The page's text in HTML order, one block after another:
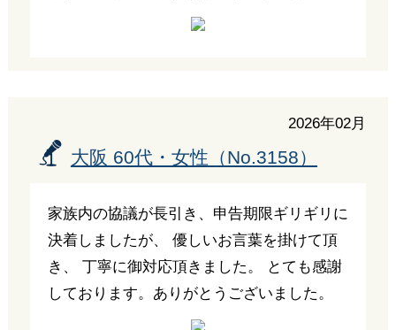
2026年02月
大阪 60代・女性（No.3158）
家族内の協議が長引き、申告期限ギリギリに
決着しましたが、 優しいお言葉を掛けて頂
き、 丁寧に御対応頂きました。 とても感謝
しております。ありがとうございました。